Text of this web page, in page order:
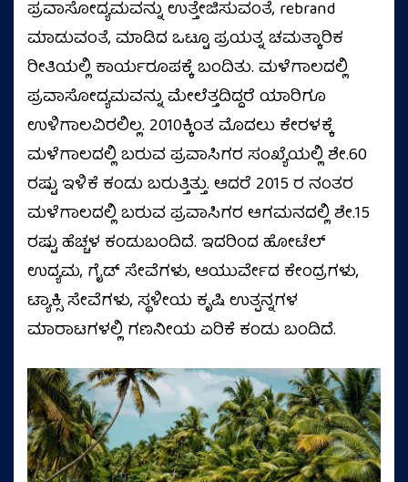
ಪ್ರವಾಸೋದ್ಯಮವನ್ನು ಉತ್ತೇಜಿಸುವಂತೆ, rebrand
ಮಾಡುವಂತೆ, ಮಾಡಿದ ಒಟ್ಟೂ ಪ್ರಯತ್ನ ಚಮತ್ಕಾರಿಕ
ರೀತಿಯಲ್ಲಿ ಕಾರ್ಯರೂಪಕ್ಕೆ ಬಂದಿತು. ಮಳೆಗಾಲದಲ್ಲಿ
ಪ್ರವಾಸೋದ್ಯಮವನ್ನು ಮೇಲೆತ್ತದಿದ್ದರೆ ಯಾರಿಗೂ
ಉಳಿಗಾಲವಿರಲಿಲ್ಲ. 2010ಕ್ಕಿಂತ ಮೊದಲು ಕೇರಳಕ್ಕೆ
ಮಳೆಗಾಲದಲ್ಲಿ ಬರುವ ಪ್ರವಾಸಿಗರ ಸಂಖ್ಯೆಯಲ್ಲಿ ಶೇ.60
ರಷ್ಟು ಇಳಿಕೆ ಕಂಡು ಬರುತ್ತಿತ್ತು. ಆದರೆ 2015 ರ ನಂತರ
ಮಳೆಗಾಲದಲ್ಲಿ ಬರುವ ಪ್ರವಾಸಿಗರ ಆಗಮನದಲ್ಲಿ ಶೇ.15
ರಷ್ಟು ಹೆಚ್ಚಳ ಕಂಡುಬಂದಿದೆ. ಇದರಿಂದ ಹೋಟೆಲ್
ಉದ್ಯಮ, ಗೈಡ್ ಸೇವೆಗಳು, ಆಯುರ್ವೇದ ಕೇಂದ್ರಗಳು,
ಟ್ಯಾಕ್ಸಿ ಸೇವೆಗಳು, ಸ್ಥಳೀಯ ಕೃಷಿ ಉತ್ಪನ್ನಗಳ
ಮಾರಾಟಗಳಲ್ಲಿ ಗಣನೀಯ ಏರಿಕೆ ಕಂಡು ಬಂದಿದೆ.